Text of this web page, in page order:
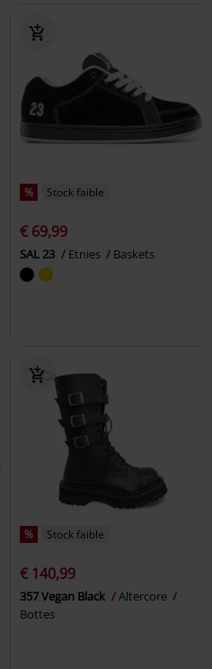
% Stock faible
€ 69,99
SAL 23 Etnies Baskets
% Stock faible
€ 140,99
357 Vegan Black
Altercore
Bottes